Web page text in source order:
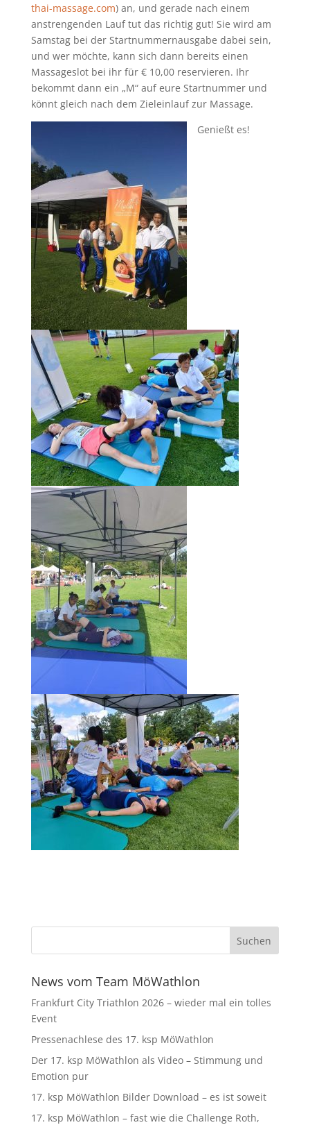
thai-massage.com) an, und gerade nach einem
anstrengenden Lauf tut das richtig gut! Sie wird am
Samstag bei der Startnummernausgabe dabei sein,
und wer möchte, kann sich dann bereits einen
Massageslot bei ihr für € 10,00 reservieren. Ihr
bekommt dann ein „M“ auf eure Startnummer und
könnt gleich nach dem Zieleinlauf zur Massage.
Genießt es!
News vom Team MöWathlon
Frankfurt City Triathlon 2026 – wieder mal ein tolles
Event
Pressenachlese des 17. ksp MöWathlon
Der 17. ksp MöWathlon als Video – Stimmung und
Emotion pur
17. ksp MöWathlon Bilder Download – es ist soweit
17. ksp MöWathlon – fast wie die Challenge Roth,